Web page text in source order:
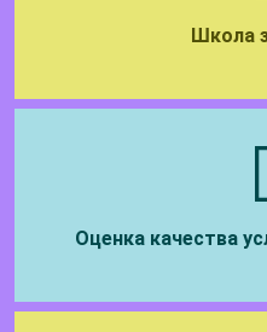
Школа
Оценка качества